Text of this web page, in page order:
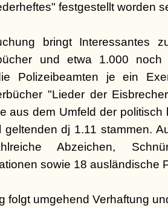
festgestellt worden
bringt Interessantes
und etwa 1.000 noch
Polizeibeamten je ein
"Lieder der
aus dem Umfeld der
geltenden dj 1.11 stammen.
Abzeichen,
sowie 18 ausländische
folgt umgehend Verhaftung